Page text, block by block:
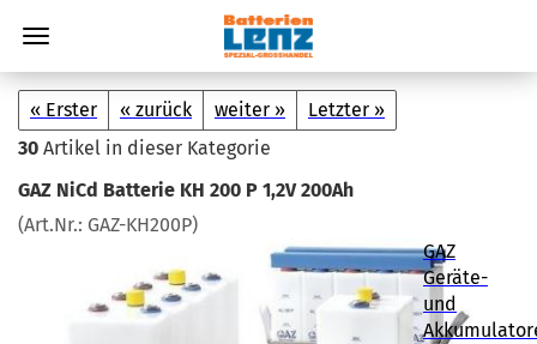
« Erster « zurück weiter »
Letzter »
30 Artikel in dieser Kategorie
GAZ NiCd Bat­te­rie KH 200 P 1,2V 200Ah
(Art.Nr.: GAZ-​KH200P)
GAZ
Geräte-
und